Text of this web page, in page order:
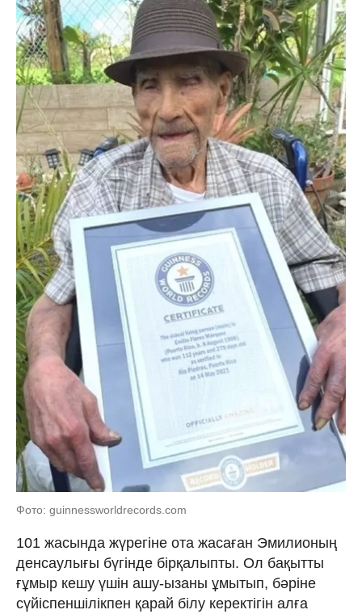
Фото: guinnessworldrecords.com
101 жасында жүрегіне ота жасаған Эмилионың
денсаулығы бүгінде бірқалыпты. Ол бақытты
ғұмыр кешу үшін ашу-ызаны ұмытып, бәріне
сүйіспеншілікпен қарай білу керектігін алға